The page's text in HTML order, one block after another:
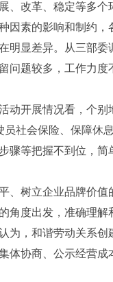
、改革、稳定等多
因素的影响和制约
明显差异。从三部
问题较多，工作力
开展情况看，个别
员社会保险、保障休
骤等把握不到位，
、树立企业品牌价
角度出发，准确理
为，和谐劳动关系
体协商、公示经营